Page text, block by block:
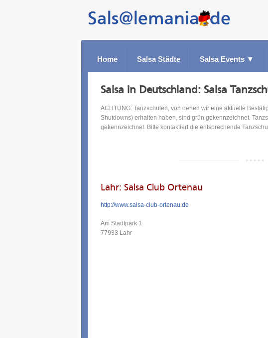
Home Salsa Städte Salsa Events ▼
Salsa in Deutschland: Salsa
ACHTUNG: Tanzschulen, von denen wir eine aktuelle
Shutdowns) erhalten haben, sind grün gekennzeichnet.
gekennzeichnet. Bitte kontaktiert die entsprechende
Lahr: Salsa Club Ortenau
http://www.salsa-club-ortenau.de
Am Stadtpark 1
77933 Lahr